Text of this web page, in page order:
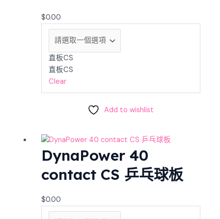
$0.00
直板CS
直板CS
Clear
Add to wishlist
DynaPower 40
contact CS 乒乓球板
$0.00